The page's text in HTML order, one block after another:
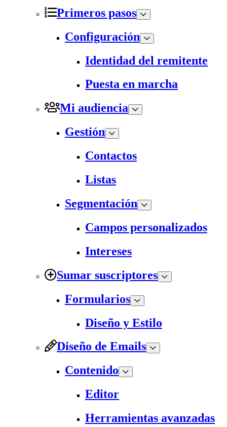
Primeros pasos
Configuración
Identidad del remitente
Puesta en marcha
Mi audiencia
Gestión
Contactos
Listas
Segmentación
Campos personalizados
Intereses
Sumar suscriptores
Formularios
Diseño y Estilo
Diseño de Emails
Contenido
Editor
Herramientas avanzadas